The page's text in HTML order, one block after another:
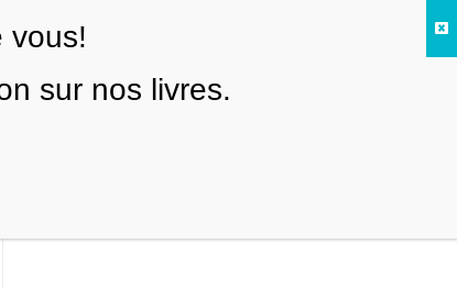
vous!
sur nos livres.